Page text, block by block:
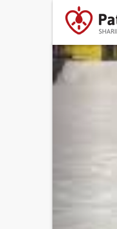
Previous